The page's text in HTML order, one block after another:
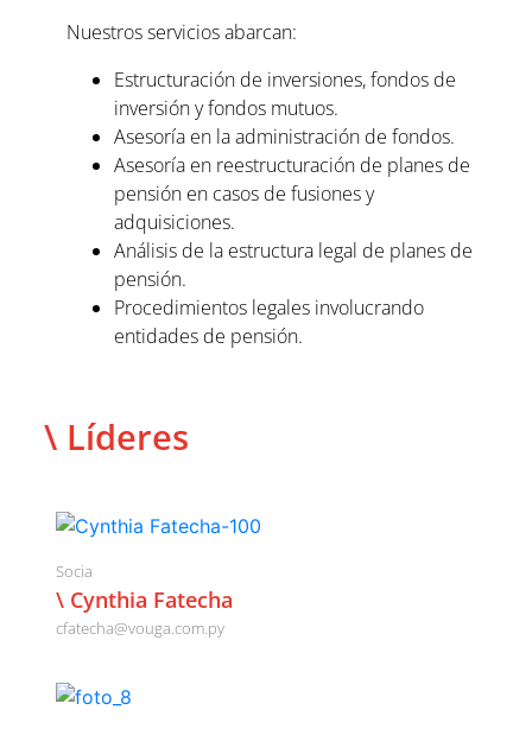
Nuestros servicios abarcan:
Estructuración de inversiones, fondos de
inversión y fondos mutuos.
Asesoría en la administración de fondos.
Asesoría en reestructuración de planes de
pensión en casos de fusiones y
adquisiciones.
Análisis de la estructura legal de planes de
pensión.
Procedimientos legales involucrando
entidades de pensión.
\ Líderes
Socia
\ Cynthia Fatecha
cfatecha@vouga.com.py